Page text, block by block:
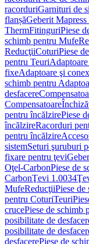
racorduriGarnituri de
flanșăGeberit
ThermFitinguriPiese
schimb pentru Mufe
ReducţiiCoturiPiese
pentru Teuri
fixeAdaptoare şi
schimb pentru
desfacere
Compensatoare
pentru încălzirePiese
încălzireRacorduri
pentru încălzire
sistemSeturi şuruburi
fixare pentru ţevi
Oţel-CarbonPiese de
CarbonŢevi 1.0034
MufeReducţiiPiese
pentru CoturiTeuri
crucePiese de schimb
posibilitate de
posibilitate de
desfacerePiese de